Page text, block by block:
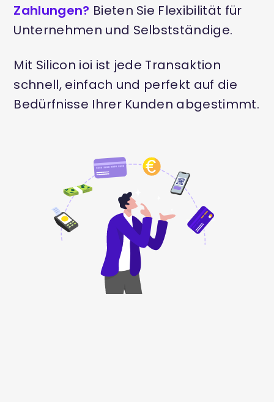
Zahlungen? Bieten Sie Flexibilität für
Unternehmen und Selbstständige.
Mit Silicon ioi ist jede Transaktion
schnell, einfach und perfekt auf die
Bedürfnisse Ihrer Kunden abgestimmt.